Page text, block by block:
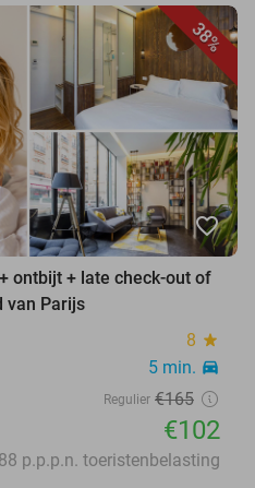
38%
favorite_border
ontbijt + late check-out of
van Parijs
8 star
5 min. directions_car
Regulier €165
€102
p.p.p.n. toeristenbelasting